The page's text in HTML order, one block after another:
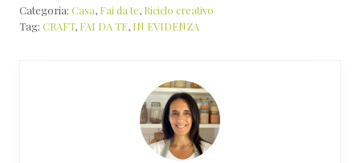
Categoria: Casa, Fai da te, Riciclo creativo
Tag: CRAFT, FAI DA TE, IN EVIDENZA